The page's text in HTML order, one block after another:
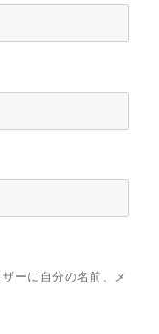
ーに自分の名前、メ